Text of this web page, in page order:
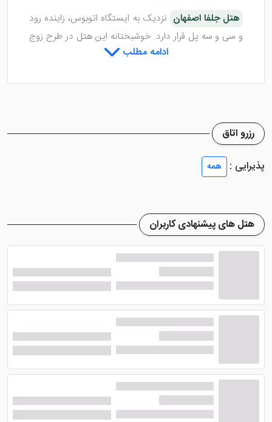
هتل جلفا اصفهان نزدیک به ایستگاه اتوبوس، زاینده رود
و سی و سه پل قرار دارد. خوشبختانه این هتل در طرح زوج
فرد قرار نگرفته است. از این رو محلی بسیار مقرون به صرفه
اتاق های هتل جلفا اصفهان
بسیاری دارد. از این رو به طور شایسته ای از میهمانان خود
پذیرایی می کند. اکنون به معرفی اتاق های هتل می پردازیم.
اتاق های این هتل شامل یک تخته، دو تخته، سه تخته،
چهار تخته و سوئیت های پنج نفره می شود که از نظر متراژ با
یکدیگر تفاوت دارند.
از امکانات داخل اتاق های هتل 2 ستاره جلفا اصفهان
توان به سیستم تهویه مطبوع، سیستم سرمایش و گرمایش،
یخچال، آب رایگان، تلویزیون و ملزومات بهداشتی اشاره کرد.
تمام اتاق ها نیز فضایی متعادل و خوب دارند. روم سرویس،
رخت آویز، چای ساز، حوله، تخت های نرم، مبلمان و ... هم از
دیگر امکانات موجود در اتاق ها می باشند.
ادامه مطلب
رزرو اتاق
پذیرایی :
همه
هتل های پیشنهادی کاربران